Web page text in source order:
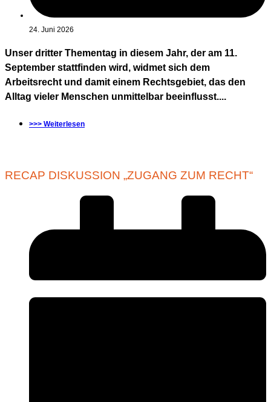
24. Juni 2026
Unser dritter Thementag in diesem Jahr, der am 11.
September stattfinden wird, widmet sich dem
Arbeitsrecht und damit einem Rechtsgebiet, das den
Alltag vieler Menschen unmittelbar beeinflusst....
>>> Weiterlesen
RECAP DISKUSSION „ZUGANG ZUM RECHT“